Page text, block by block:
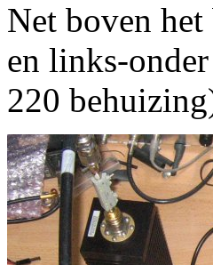
Net boven
en links-
220